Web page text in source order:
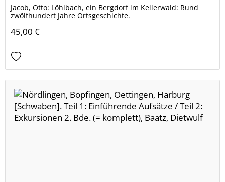
Jacob, Otto: Löhlbach, ein Bergdorf im Kellerwald: Rund
zwölfhundert Jahre Ortsgeschichte.
45,00 €